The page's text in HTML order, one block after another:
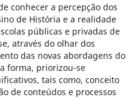
conhecer a percepção dos
de História e a realidade
públicas e privadas de
através do olhar dos
das novas abordagens do
forma, priorizou-se
tais como, conceito
de conteúdos e processos